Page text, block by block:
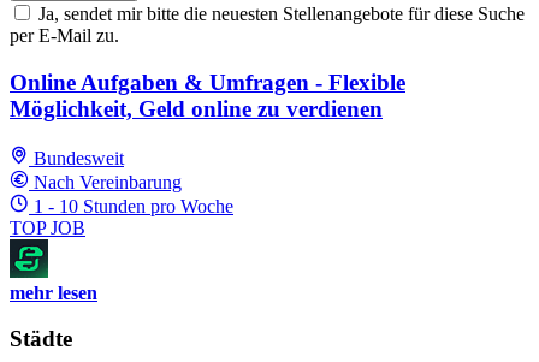
Ja, sendet mir bitte die neuesten Stellenangebote für diese Suche
per E-Mail zu.
Online Aufgaben & Umfragen - Flexible
Möglichkeit, Geld online zu verdienen
Bundesweit
Nach Vereinbarung
1 - 10 Stunden pro Woche
TOP JOB
mehr lesen
Städte